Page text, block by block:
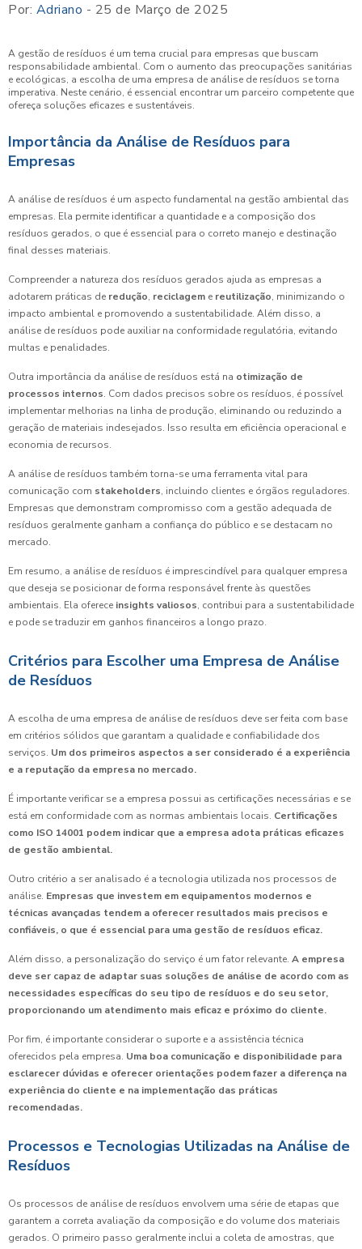
Por: Adriano - 25 de Março de 2025
A gestão de resíduos é um tema crucial para empresas que buscam
responsabilidade ambiental. Com o aumento das preocupações sanitárias
e ecológicas, a escolha de uma empresa de análise de resíduos se torna
imperativa. Neste cenário, é essencial encontrar um parceiro competente que
ofereça soluções eficazes e sustentáveis.
Importância da Análise de Resíduos para
Empresas
A análise de resíduos é um aspecto fundamental na gestão ambiental das
empresas. Ela permite identificar a quantidade e a composição dos
resíduos gerados, o que é essencial para o correto manejo e destinação
final desses materiais.
Compreender a natureza dos resíduos gerados ajuda as empresas a
adotarem práticas de redução, reciclagem e reutilização, minimizando o
impacto ambiental e promovendo a sustentabilidade. Além disso, a
análise de resíduos pode auxiliar na conformidade regulatória, evitando
multas e penalidades.
Outra importância da análise de resíduos está na otimização de
processos internos. Com dados precisos sobre os resíduos, é possível
implementar melhorias na linha de produção, eliminando ou reduzindo a
geração de materiais indesejados. Isso resulta em eficiência operacional e
economia de recursos.
A análise de resíduos também torna-se uma ferramenta vital para
comunicação com stakeholders, incluindo clientes e órgãos reguladores.
Empresas que demonstram compromisso com a gestão adequada de
resíduos geralmente ganham a confiança do público e se destacam no
mercado.
Em resumo, a análise de resíduos é imprescindível para qualquer empresa
que deseja se posicionar de forma responsável frente às questões
ambientais. Ela oferece insights valiosos, contribui para a sustentabilidade
e pode se traduzir em ganhos financeiros a longo prazo.
Critérios para Escolher uma Empresa de Análise
de Resíduos
A escolha de uma empresa de análise de resíduos deve ser feita com base
em critérios sólidos que garantam a qualidade e confiabilidade dos
serviços. Um dos primeiros aspectos a ser considerado é a experiência
e a reputação da empresa no mercado.
É importante verificar se a empresa possui as certificações necessárias e se
está em conformidade com as normas ambientais locais. Certificações
como ISO 14001 podem indicar que a empresa adota práticas eficazes
de gestão ambiental.
Outro critério a ser analisado é a tecnologia utilizada nos processos de
análise. Empresas que investem em equipamentos modernos e
técnicas avançadas tendem a oferecer resultados mais precisos e
confiáveis, o que é essencial para uma gestão de resíduos eficaz.
Além disso, a personalização do serviço é um fator relevante. A empresa
deve ser capaz de adaptar suas soluções de análise de acordo com as
necessidades específicas do seu tipo de resíduos e do seu setor,
proporcionando um atendimento mais eficaz e próximo do cliente.
Por fim, é importante considerar o suporte e a assistência técnica
oferecidos pela empresa. Uma boa comunicação e disponibilidade para
esclarecer dúvidas e oferecer orientações podem fazer a diferença na
experiência do cliente e na implementação das práticas
recomendadas.
Processos e Tecnologias Utilizadas na Análise de
Resíduos
Os processos de análise de resíduos envolvem uma série de etapas que
garantem a correta avaliação da composição e do volume dos materiais
gerados. O primeiro passo geralmente inclui a coleta de amostras, que